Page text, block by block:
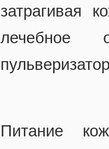
затрагивая
Питание